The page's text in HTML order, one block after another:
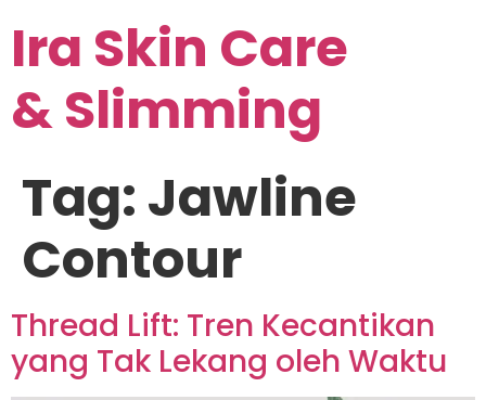
Ira Skin Care
& Slimming
Tag:Jawline
Contour
Thread Lift: Tren Kecantikan
yang Tak Lekang oleh Waktu